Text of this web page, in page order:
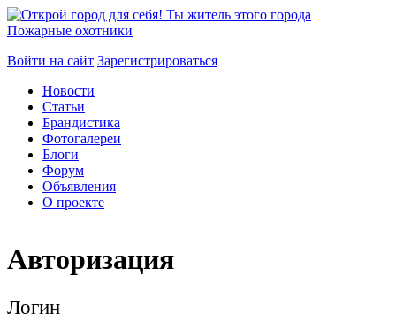
Пожарные охотники
Войти на сайт Зарегистрироваться
Новости
Статьи
Брандистика
Фотогалереи
Блоги
Форум
Объявления
О проекте
Авторизация
Логин